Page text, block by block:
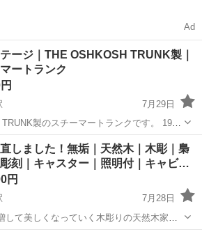
Ad
ージ｜THE OSHKOSH TRUNK製｜
ートランク
7月29日
製のスチーマートランクです。 1920
われます。 蒸気船や蒸気機関車に乗る長旅
常のトランクとは違い縦置きで使用しま
駅 インテリア雑貨/小物 トランク
しました！無垢｜天然木｜木彫｜梟
彫刻｜キャスター｜照明付｜キャビ…
円
7月28日
して美しくなっていく木彫りの天然木家
、しっかりとした取手が存在感ある造りと